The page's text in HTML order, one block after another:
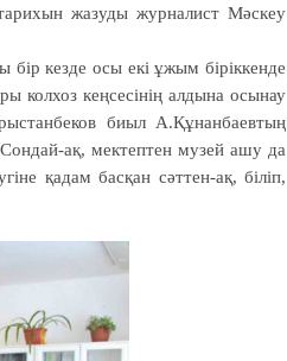
жазуды журналист Мәскеу
кезде осы екі ұжым біріккенде
колхоз кеңсесінің алдына осынау
биыл А.Құнанбаевтың
ақ, мектептен музей ашу да
қадам басқан сәттен-ақ, біліп,